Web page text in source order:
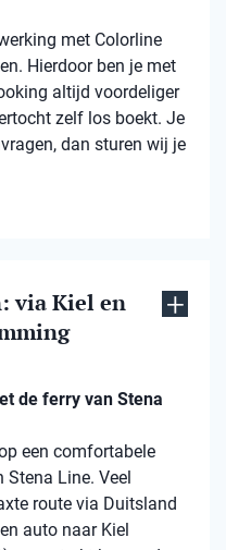
met Colorline
Hierdoor ben je met
altijd voordeliger
zelf los boekt. Je
dan sturen wij je
via Kiel en
de ferry van Stena
een comfortabele
Stena Line. Veel
route via Duitsland
auto naar Kiel